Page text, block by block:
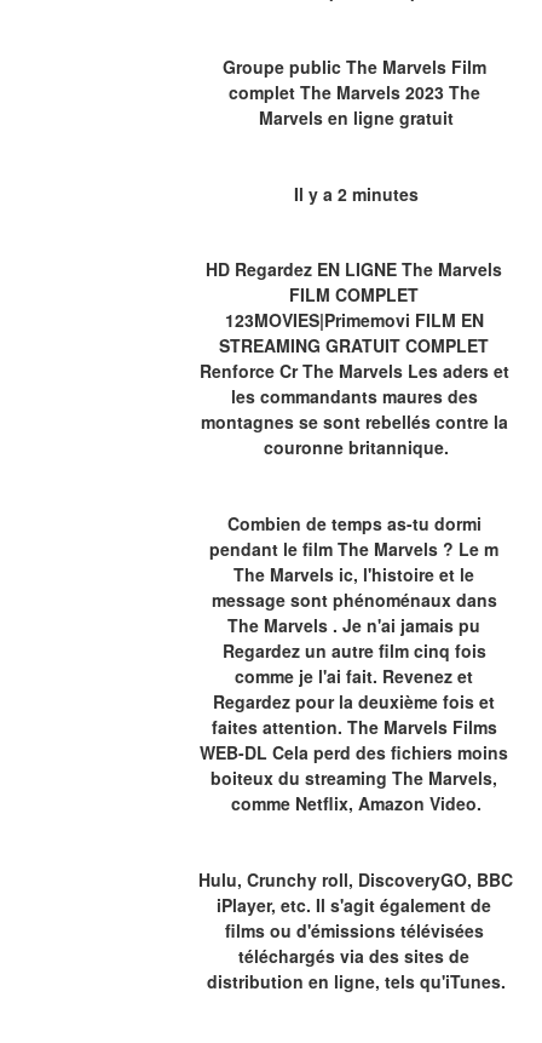
Groupe public The Marvels Film
complet The Marvels 2023 The
Marvels en ligne gratuit
Il y a 2 minutes
HD Regardez EN LIGNE The Marvels
FILM COMPLET
123MOVIES|Primemovi FILM EN
STREAMING GRATUIT COMPLET
Renforce Cr The Marvels Les aders et
les commandants maures des
montagnes se sont rebellés contre la
couronne britannique.
Combien de temps as-tu dormi
pendant le film The Marvels ? Le m
The Marvels ic, l'histoire et le
message sont phénoménaux dans
The Marvels . Je n'ai jamais pu
Regardez un autre film cinq fois
comme je l'ai fait. Revenez et
Regardez pour la deuxième fois et
faites attention. The Marvels Films
WEB-DL Cela perd des fichiers moins
boiteux du streaming The Marvels,
comme Netflix, Amazon Video.
Hulu, Crunchy roll, DiscoveryGO, BBC
iPlayer, etc. Il s'agit également de
films ou d'émissions télévisées
téléchargés via des sites de
distribution en ligne, tels qu'iTunes.